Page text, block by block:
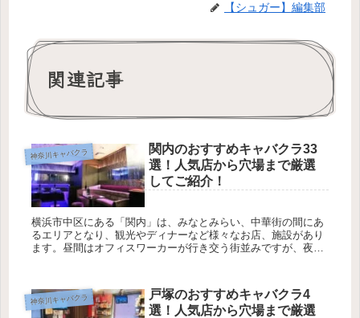
【シュガー】編集部
関連記事
神奈川キャバクラ
関内のおすすめキャバクラ33
選！人気店から穴場まで厳選
してご紹介！
横浜市中区にある「関内」は、みなとみらい、中華街の間にあ
るエリアとなり、観光やディナーなど様々なお店、施設があり
ます。昼間はオフィスワーカーが行き交う街並みですが、夜は
神奈川キャバクラ
戸塚のおすすめキャバクラ4
選！人気店から穴場まで厳選